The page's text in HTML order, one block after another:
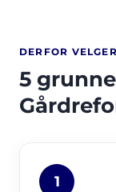
DERFOR
5
1